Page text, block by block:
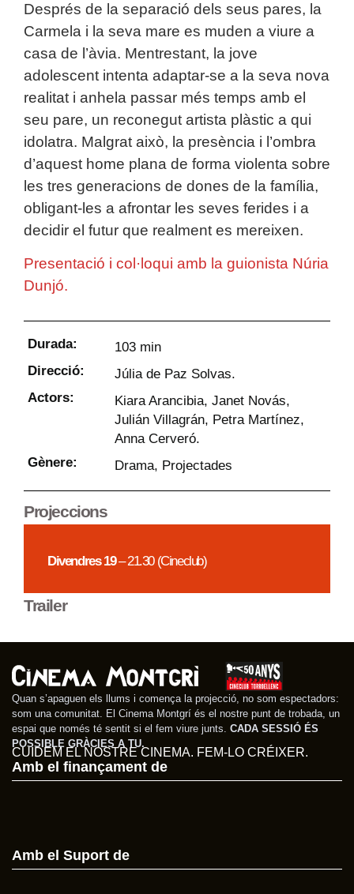
Després de la separació dels seus pares, la
Carmela i la seva mare es muden a viure a
casa de l’àvia. Mentrestant, la jove
adolescent intenta adaptar-se a la seva nova
realitat i anhela passar més temps amb el
seu pare, un reconegut artista plàstic a qui
idolatra. Malgrat això, la presència i l’ombra
d’aquest home plana de forma violenta sobre
les tres generacions de dones de la família,
obligant-les a afrontar les seves ferides i a
decidir el futur que realment es mereixen.
Presentació i col·loqui amb la guionista Núria
Dunjó.
Durada:
103 min
Direcció:
Júlia de Paz Solvas.
Actors:
Kiara Arancibia, Janet Novás,
Julián Villagrán, Petra Martínez,
Anna Cerveró.
Gènere:
Drama, Projectades
Projeccions
Divendres 19– 21.30 (Cineclub)
Trailer
Quan s’apaguen els llums i comença la projecció, no som espectadors:
som una comunitat. El Cinema Montgrí és el nostre punt de trobada, un
espai que només té sentit si el fem viure junts. CADA SESSIÓ ÉS
POSSIBLE GRÀCIES A TU.
CUIDEM EL NOSTRE CINEMA. FEM-LO CRÉIXER.
Amb el finançament de
Amb el Suport de